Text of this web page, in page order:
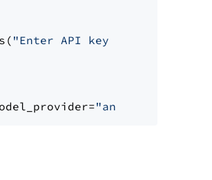
"Enter API key for
"anthropic"